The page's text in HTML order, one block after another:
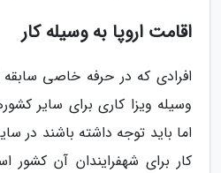
اقامت اروپا به وسیله کار
افرادی که در حرفه خاصی سابقه
وسیله ویزا کاری برای سایر
اما باید توجه داشته باشند در
کار برای شهفرایندان آن کشور